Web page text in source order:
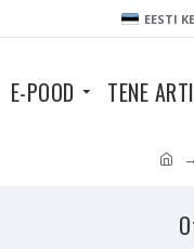
EESTI
E-POOD TENE